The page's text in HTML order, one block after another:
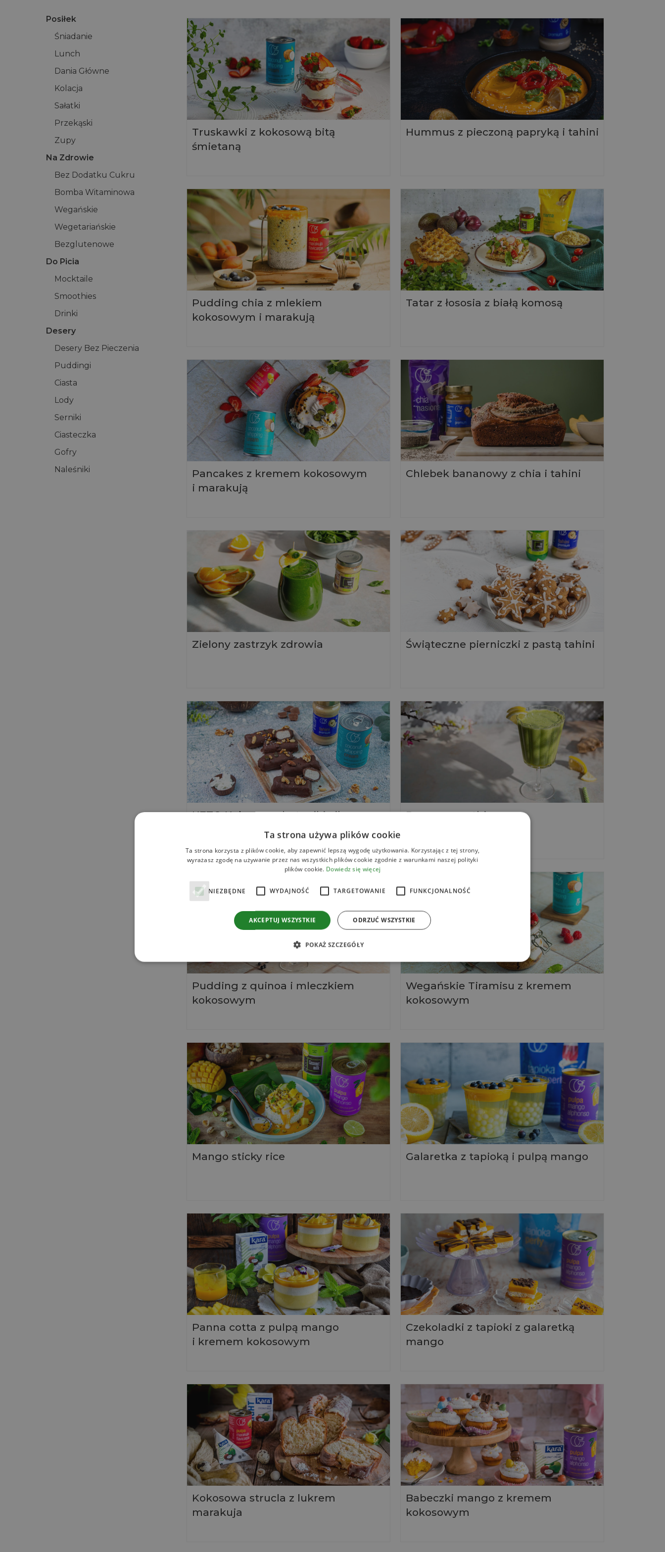
Posiłek
Śniadanie
Lunch
Dania Główne
Kolacja
Sałatki
Przekąski
Zupy
Na Zdrowie
Bez Dodatku Cukru
Bomba Witaminowa
Wegańskie
Wegetariańskie
Bezglutenowe
Do Picia
Mocktaile
Smoothies
Drinki
Desery
Desery Bez Pieczenia
Puddingi
Ciasta
Lody
Serniki
Ciasteczka
Gofry
Naleśniki
Truskawki z kokosową bitą
śmietaną
Hummus z pieczoną papryką i tahini
Pudding chia z mlekiem
kokosowym i marakują
Tatar z łososia z białą komosą
Pancakes z kremem kokosowym
i marakują
Chlebek bananowy z chia i tahini
Zielony zastrzyk zdrowia Świąteczne pierniczki z pastą tahini
KETO Kokosowe batoniki a’la
Power smoothie
Pudding z quinoa i mleczkiem
kokosowym
Wegańskie Tiramisu z kremem
kokosowym
Mango sticky rice Galaretka z tapioką i pulpą mango
Panna cotta z pulpą mango
i kremem kokosowym
Czekoladki z tapioki z galaretką
mango
Kokosowa strucla z lukrem
marakuja
Babeczki mango z kremem
kokosowym
Ta strona używa plików cookie
Ta strona korzysta z plików cookie, aby zapewnić lepszą wygodę użytkowania. Korzystając z tej strony,
wyrażasz zgodę na używanie przez nas wszystkich plików cookie zgodnie z warunkami naszej polityki
plików cookie. Dowiedz się więcej
NIEZBĘDNE WYDAJNOŚĆ TARGETOWANIE FUNKCJONALNOŚĆ
AKCEPTUJ WSZYSTKIE ODRZUĆ WSZYSTKIE
POKAŻ SZCZEGÓŁY